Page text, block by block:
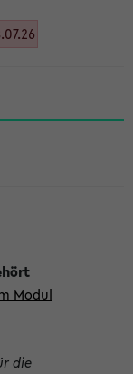
Modul
die